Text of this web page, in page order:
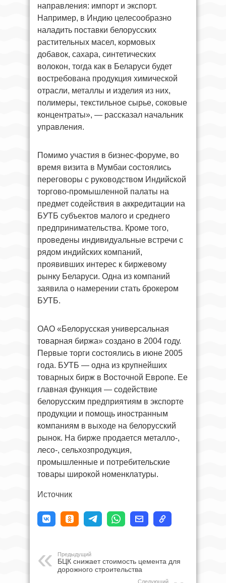
направления: импорт и экспорт.
Например, в Индию целесообразно
наладить поставки белорусских
растительных масел, кормовых
добавок, сахара, синтетических
волокон, тогда как в Беларуси будет
востребована продукция химической
отрасли, металлы и изделия из них,
полимеры, текстильное сырье, соковые
концентраты», — рассказал начальник
управления.
Помимо участия в бизнес-форуме, во
время визита в Мумбаи состоялись
переговоры с руководством Индийской
торгово-промышленной палаты на
предмет содействия в аккредитации на
БУТБ субъектов малого и среднего
предпринимательства. Кроме того,
проведены индивидуальные встречи с
рядом индийских компаний,
проявивших интерес к биржевому
рынку Беларуси. Одна из компаний
заявила о намерении стать брокером
БУТБ.
ОАО «Белорусская универсальная
товарная биржа» создано в 2004 году.
Первые торги состоялись в июне 2005
года. БУТБ — одна из крупнейших
товарных бирж в Восточной Европе. Ее
главная функция — содействие
белорусским предприятиям в экспорте
продукции и помощь иностранным
компаниям в выходе на белорусский
рынок. На бирже продается металло-,
лесо-, сельхозпродукция,
промышленные и потребительские
товары широкой номенклатуры.
Источник
Предыдущий
БЦК снижает стоимость цемента для
дорожного строительства
Следующий